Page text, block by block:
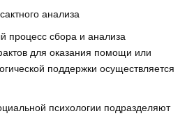
анализа
процесс сбора и анализа
для оказания помощи или
поддержки осуществляется
психологии подразделяют